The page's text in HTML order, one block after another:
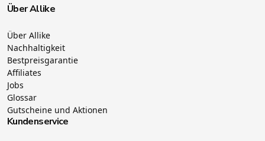
Über Allike
Über Allike
Nachhaltigkeit
Bestpreisgarantie
Affiliates
Jobs
Glossar
Gutscheine und Aktionen
Kundenservice